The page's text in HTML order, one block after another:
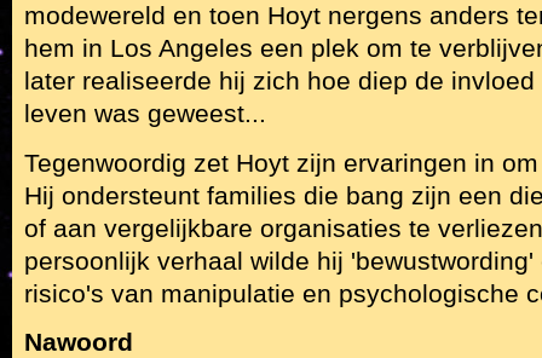
modewereld en toen Hoyt nergens anders
hem in Los Angeles een plek om te
later realiseerde hij zich hoe diep de
leven was geweest...
Tegenwoordig zet Hoyt zijn ervaringen in
Hij ondersteunt families die bang zijn een
of aan vergelijkbare organisaties te
persoonlijk verhaal wilde hij
risico's van manipulatie en psychologische
Nawoord